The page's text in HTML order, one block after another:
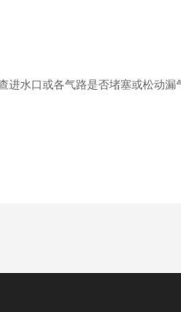
水口或各气路是否堵塞或松动漏